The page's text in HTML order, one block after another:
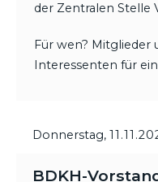
der Zentralen Stelle
Für wen? Mitglieder
Interessenten für
Donnerstag,
BDKH-